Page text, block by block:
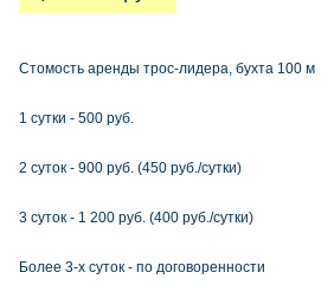
Стомость аренды трос-лидера, бухта 100 м
1 сутки - 500 руб.
2 суток - 900 руб. (450 руб./сутки)
3 суток - 1 200 руб. (400 руб./сутки)
Более 3-х суток - по договоренности